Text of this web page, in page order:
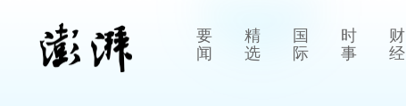
要
闻
精
选
国
际
时
事
财
经